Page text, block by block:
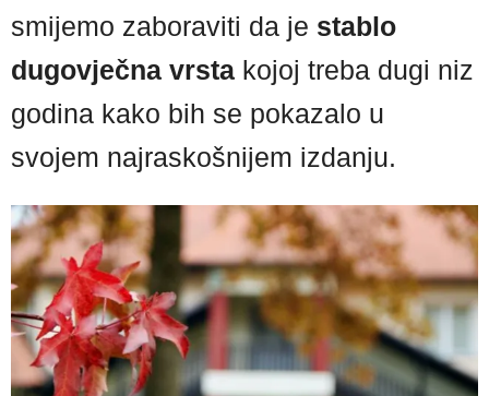
smijemo zaboraviti da je stablo
dugovječna vrsta kojoj treba dugi niz
godina kako bih se pokazalo u
svojem najraskošnijem izdanju.